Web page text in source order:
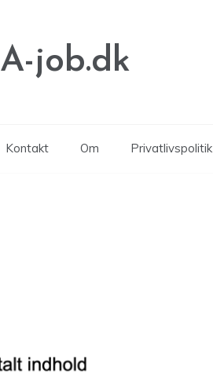
A-job.dk
Kontakt Om Privatlivspolitik